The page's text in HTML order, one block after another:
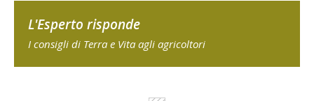
L'Esperto risponde
I consigli di Terra e Vita agli agricoltori